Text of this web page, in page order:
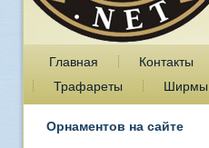
Главная Контакты
Трафареты
Ширмы
Орнаментов на сайте